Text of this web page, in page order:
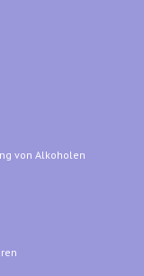
von Alkoholen